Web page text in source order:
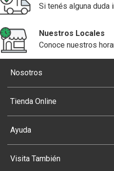
Si tenés alguna duda
Nuestros Locales
Conoce nuestros
Nosotros
Tienda Online
Ayuda
Visita También